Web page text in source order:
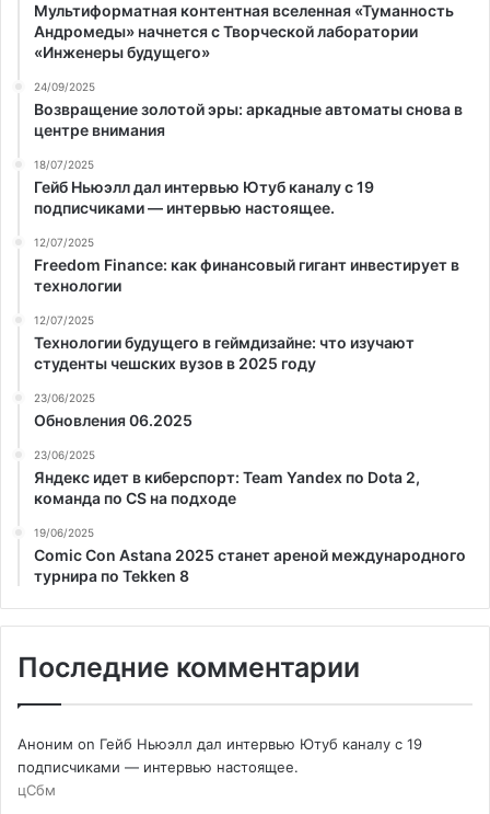
Мультиформатная контентная вселенная «Туманность
Андромеды» начнется с Творческой лаборатории
«Инженеры будущего»
24/09/2025
Возвращение золотой эры: аркадные автоматы снова в
центре внимания
18/07/2025
Гейб Ньюэлл дал интервью Ютуб каналу с 19
подписчиками — интервью настоящее.
12/07/2025
Freedom Finance: как финансовый гигант инвестирует в
технологии
12/07/2025
Технологии будущего в геймдизайне: что изучают
студенты чешских вузов в 2025 году
23/06/2025
Обновления 06.2025
23/06/2025
Яндекс идет в киберспорт: Team Yandex по Dota 2,
команда по CS на подходе
19/06/2025
Comic Con Astana 2025 станет ареной международного
турнира по Tekken 8
Последние комментарии
Аноним on Гейб Ньюэлл дал интервью Ютуб каналу с 19
подписчиками — интервью настоящее.
цСбм